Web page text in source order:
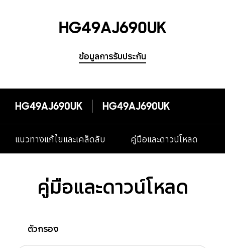
HG49AJ690UK
ข้อมูลการรับประกัน
HG49AJ690UK HG49AJ690UK
แนวทางแก้ไขและเคล็ดลับ คู่มือและดาวน์โหลด
คู่มือและดาวน์โหลด
ตัวกรอง